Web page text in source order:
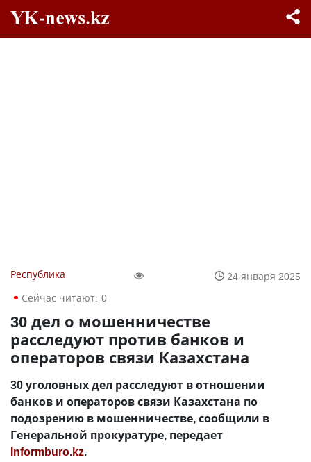
Республика
24 января 2025
Сейчас читают: 0
30 дел о мошенничестве
расследуют против банков и
операторов связи Казахстана
30 уголовных дел расследуют в отношении
банков и операторов связи Казахстана по
подозрению в мошенничестве, сообщили в
Генеральной прокуратуре, передает
Informburo.kz.